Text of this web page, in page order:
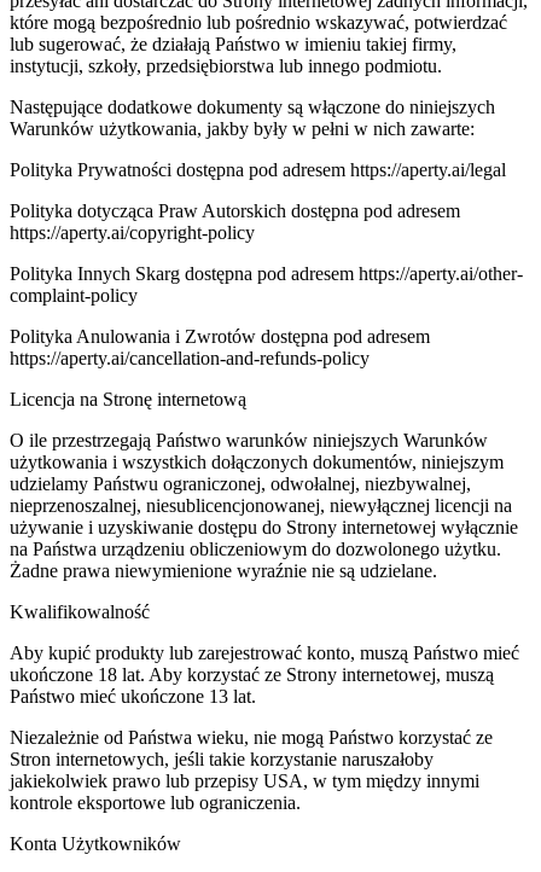
które mogą bezpośrednio lub pośrednio wskazywać, potwierdzać
lub sugerować, że działają Państwo w imieniu takiej firmy,
instytucji, szkoły, przedsiębiorstwa lub innego podmiotu.
Następujące dodatkowe dokumenty są włączone do niniejszych
Warunków użytkowania, jakby były w pełni w nich zawarte:
Polityka Prywatności dostępna pod adresem https://aperty.ai/legal
Polityka dotycząca Praw Autorskich dostępna pod adresem
https://aperty.ai/copyright-policy
Polityka Innych Skarg dostępna pod adresem https://aperty.ai/other-
complaint-policy
Polityka Anulowania i Zwrotów dostępna pod adresem
https://aperty.ai/cancellation-and-refunds-policy
Licencja na Stronę internetową
O ile przestrzegają Państwo warunków niniejszych Warunków
użytkowania i wszystkich dołączonych dokumentów, niniejszym
udzielamy Państwu ograniczonej, odwołalnej, niezbywalnej,
nieprzenoszalnej, niesublicencjonowanej, niewyłącznej licencji na
używanie i uzyskiwanie dostępu do Strony internetowej wyłącznie
na Państwa urządzeniu obliczeniowym do dozwolonego użytku.
Żadne prawa niewymienione wyraźnie nie są udzielane.
Kwalifikowalność
Aby kupić produkty lub zarejestrować konto, muszą Państwo mieć
ukończone 18 lat. Aby korzystać ze Strony internetowej, muszą
Państwo mieć ukończone 13 lat.
Niezależnie od Państwa wieku, nie mogą Państwo korzystać ze
Stron internetowych, jeśli takie korzystanie naruszałoby
jakiekolwiek prawo lub przepisy USA, w tym między innymi
kontrole eksportowe lub ograniczenia.
Konta Użytkowników